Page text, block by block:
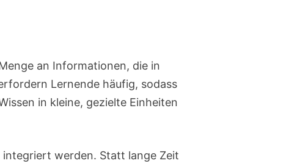
an Informationen, die in
Lernende häufig, sodass
in kleine, gezielte Einheiten
werden. Statt lange Zeit